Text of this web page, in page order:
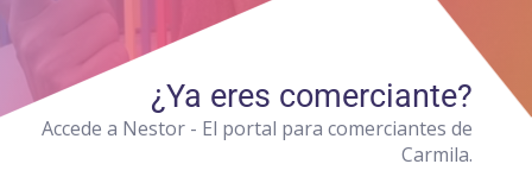
¿Ya eres comerciante?
Accede a Nestor - El portal para comerciantes de
Carmila.